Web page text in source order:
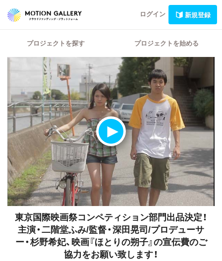
ログイン 新規登録
プロジェクトを探す プロジェクトを始める
東京国際映画祭コンペティション部門出品決定！
主演・二階堂ふみ/監督・深田晃司/プロデューサ
ー・杉野希妃、映画『ほとりの朔子』の宣伝費のご
協力をお願い致します！